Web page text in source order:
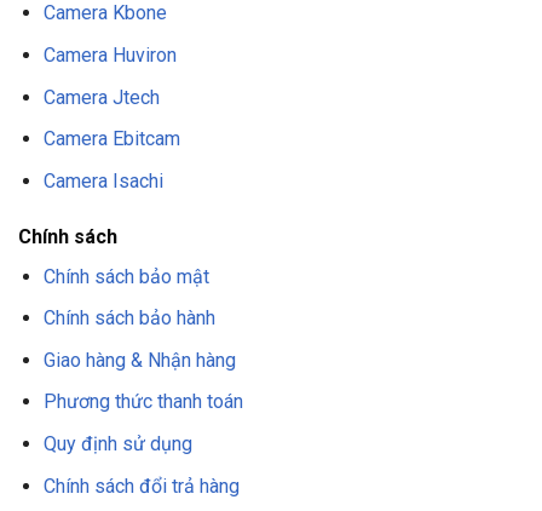
Camera Kbone
Camera Huviron
Camera Jtech
Camera Ebitcam
Camera Isachi
Chính sách
Chính sách bảo mật
Chính sách bảo hành
Giao hàng & Nhận hàng
Phương thức thanh toán
Quy định sử dụng
Chính sách đổi trả hàng